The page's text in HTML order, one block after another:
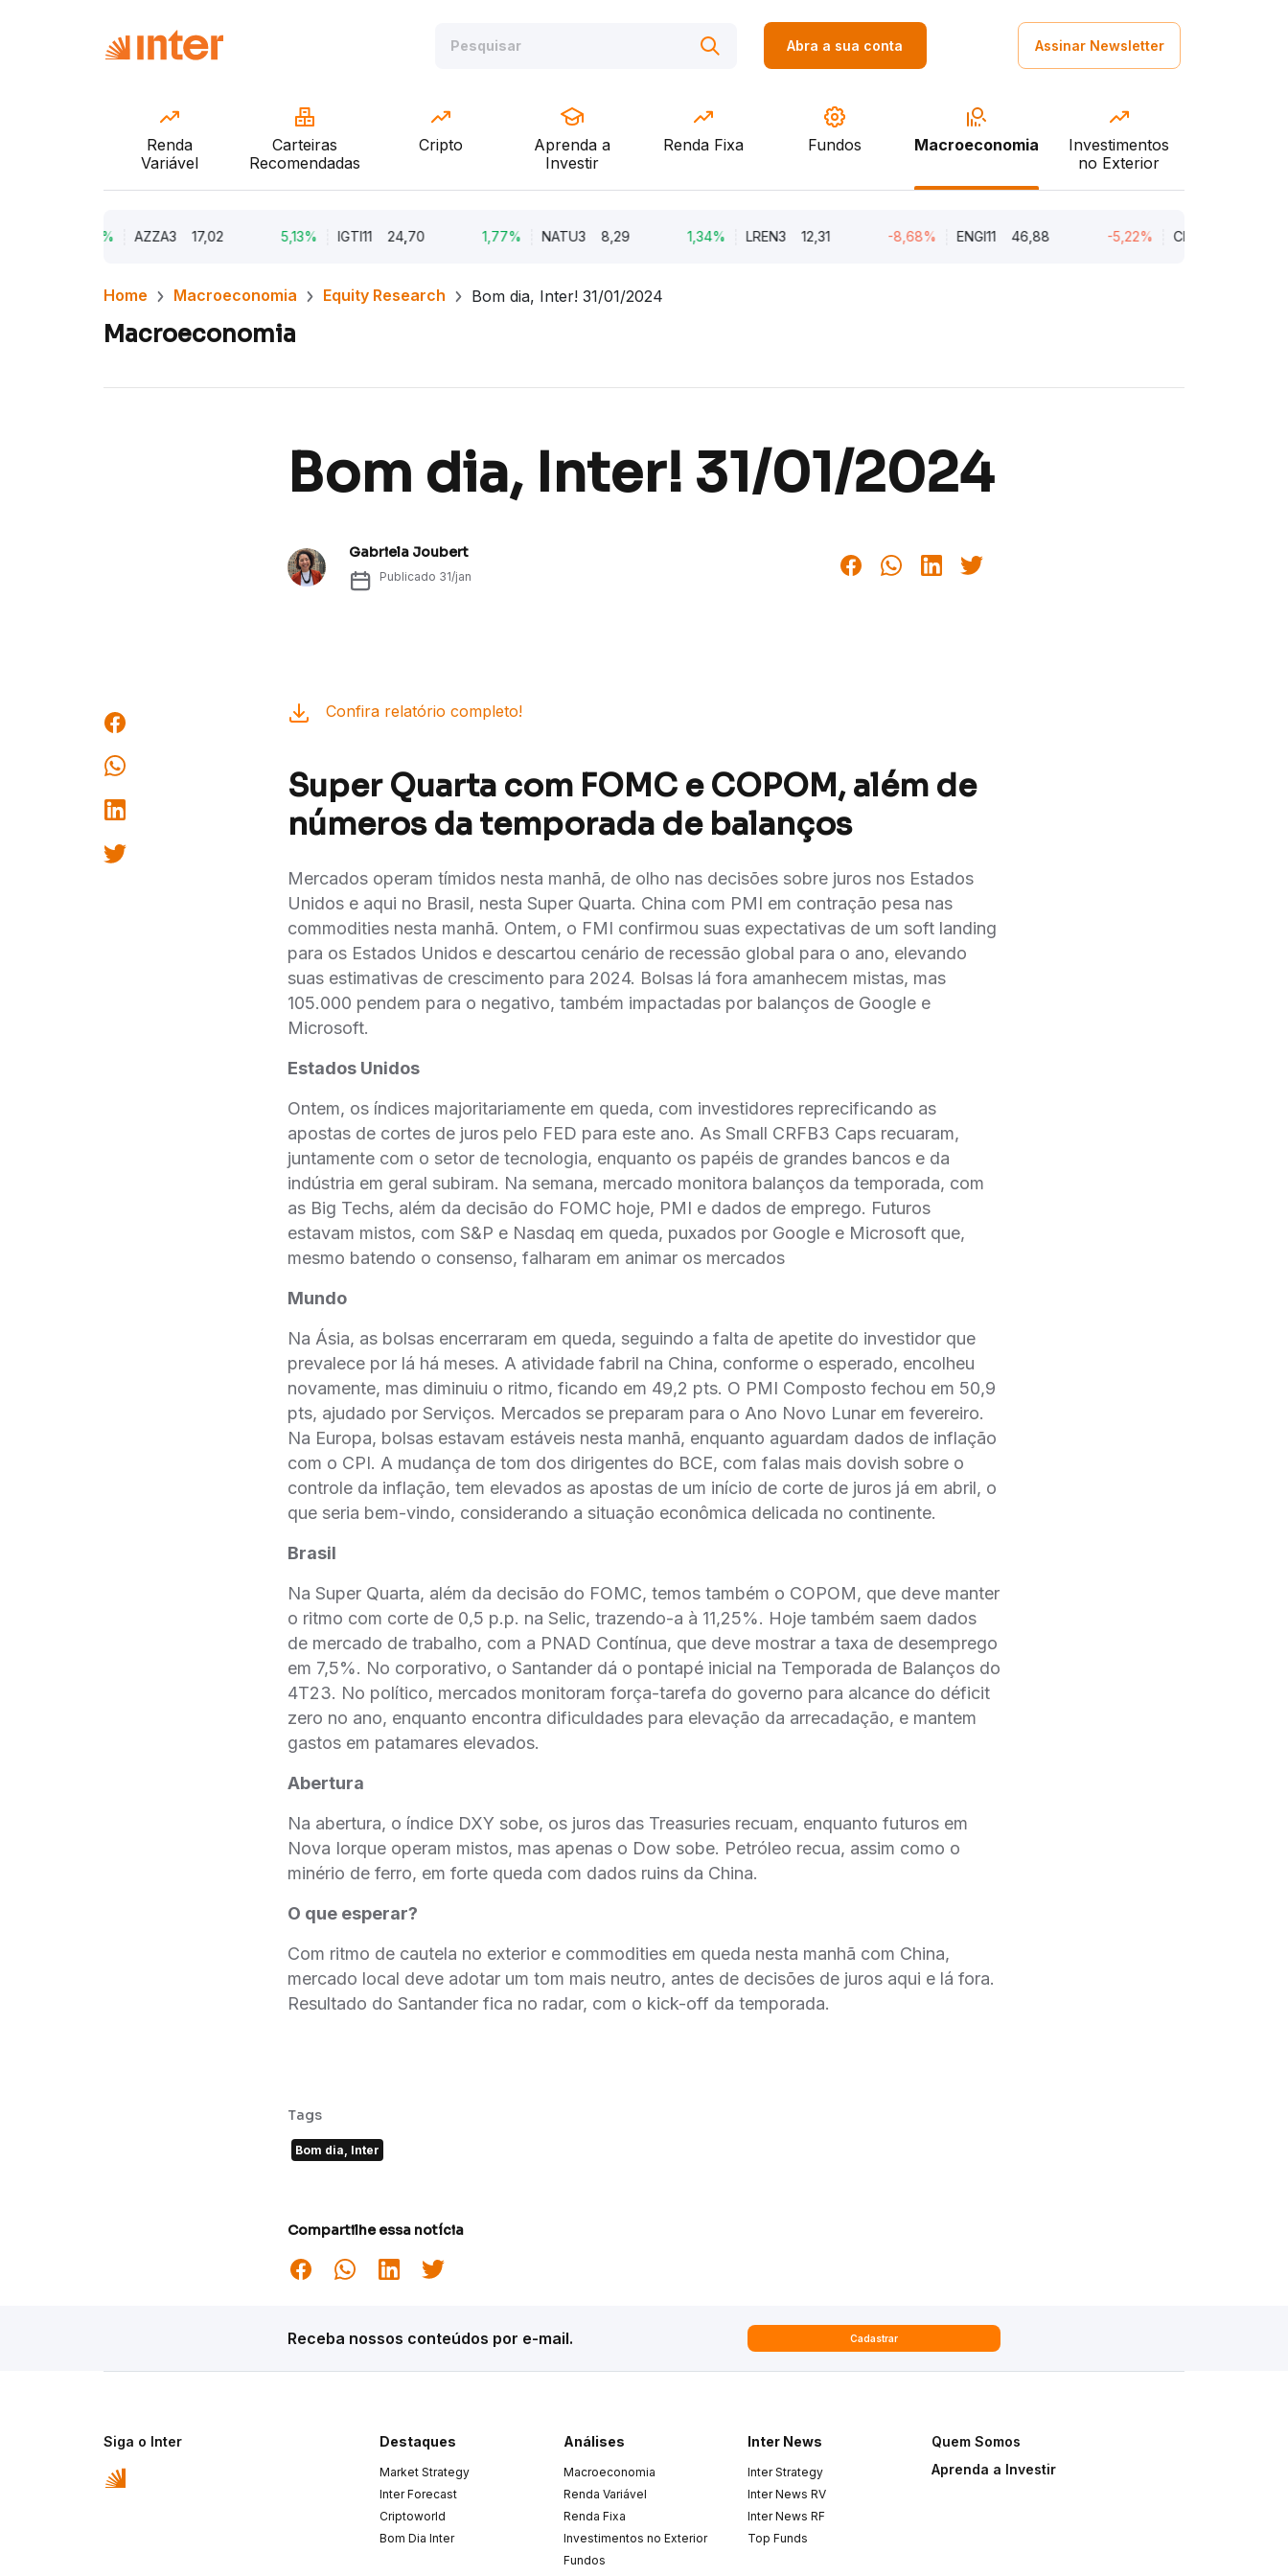
Abra a sua conta Assinar Newsletter
Renda
Variável
Carteiras
Recomendadas
Cripto
Aprenda a
Investir
Renda Fixa Fundos Macroeconomia
Investimentos
no Exterior
AZZA3 17,02 5,13% IGTI11 24,70 1,77% NATU3 8,29 1,34% LREN3 12,31 -8,68% ENGI11 46,88 -5,22% CMIN3
Home Macroeconomia Equity Research Bom dia, Inter! 31/01/2024
Macroeconomia
Bom dia, Inter! 31/01/2024
Gabriela Joubert
Publicado 31/jan
Confira relatório completo!
Super Quarta com FOMC e COPOM, além de
números da temporada de balanços
Mercados operam tímidos nesta manhã, de olho nas decisões sobre juros nos Estados
Unidos e aqui no Brasil, nesta Super Quarta. China com PMI em contração pesa nas
commodities nesta manhã. Ontem, o FMI confirmou suas expectativas de um soft landing
para os Estados Unidos e descartou cenário de recessão global para o ano, elevando
suas estimativas de crescimento para 2024. Bolsas lá fora amanhecem mistas, mas
105.000 pendem para o negativo, também impactadas por balanços de Google e
Microsoft.
Estados Unidos
Ontem, os índices majoritariamente em queda, com investidores reprecificando as
apostas de cortes de juros pelo FED para este ano. As Small CRFB3 Caps recuaram,
juntamente com o setor de tecnologia, enquanto os papéis de grandes bancos e da
indústria em geral subiram. Na semana, mercado monitora balanços da temporada, com
as Big Techs, além da decisão do FOMC hoje, PMI e dados de emprego. Futuros
estavam mistos, com S&P e Nasdaq em queda, puxados por Google e Microsoft que,
mesmo batendo o consenso, falharam em animar os mercados
Mundo
Na Ásia, as bolsas encerraram em queda, seguindo a falta de apetite do investidor que
prevalece por lá há meses. A atividade fabril na China, conforme o esperado, encolheu
novamente, mas diminuiu o ritmo, ficando em 49,2 pts. O PMI Composto fechou em 50,9
pts, ajudado por Serviços. Mercados se preparam para o Ano Novo Lunar em fevereiro.
Na Europa, bolsas estavam estáveis nesta manhã, enquanto aguardam dados de inflação
com o CPI. A mudança de tom dos dirigentes do BCE, com falas mais dovish sobre o
controle da inflação, tem elevados as apostas de um início de corte de juros já em abril, o
que seria bem-vindo, considerando a situação econômica delicada no continente.
Brasil
Na Super Quarta, além da decisão do FOMC, temos também o COPOM, que deve manter
o ritmo com corte de 0,5 p.p. na Selic, trazendo-a à 11,25%. Hoje também saem dados
de mercado de trabalho, com a PNAD Contínua, que deve mostrar a taxa de desemprego
em 7,5%. No corporativo, o Santander dá o pontapé inicial na Temporada de Balanços do
4T23. No político, mercados monitoram força-tarefa do governo para alcance do déficit
zero no ano, enquanto encontra dificuldades para elevação da arrecadação, e mantem
gastos em patamares elevados.
Abertura
Na abertura, o índice DXY sobe, os juros das Treasuries recuam, enquanto futuros em
Nova Iorque operam mistos, mas apenas o Dow sobe. Petróleo recua, assim como o
minério de ferro, em forte queda com dados ruins da China.
O que esperar?
Com ritmo de cautela no exterior e commodities em queda nesta manhã com China,
mercado local deve adotar um tom mais neutro, antes de decisões de juros aqui e lá fora.
Resultado do Santander fica no radar, com o kick-off da temporada.
Tags
Bom dia, Inter
Compartilhe essa notícia
Receba nossos conteúdos por e-mail. Cadastrar
Siga o Inter Destaques
Market Strategy
Inter Forecast
Criptoworld
Bom Dia Inter
Análises
Macroeconomia
Renda Variável
Renda Fixa
Investimentos no Exterior
Fundos
Inter News
Inter Strategy
Inter News RV
Inter News RF
Top Funds
Quem Somos
Aprenda a Investir